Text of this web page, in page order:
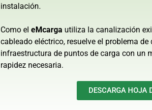
instalación.
Como el eMcarga utiliza la canalización
cableado eléctrico, resuelve el problema
infraestructura de puntos de carga con un
rapidez necesaria.
DESCARGA HOJA